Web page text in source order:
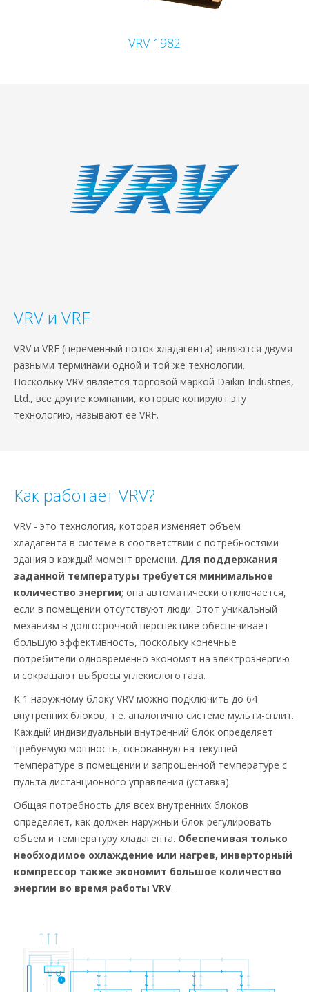
VRV 1982
VRV и VRF
VRV и VRF (переменный поток хладагента) являются двумя
разными терминами одной и той же технологии.
Поскольку VRV является торговой маркой Daikin Industries,
Ltd., все другие компании, которые копируют эту
технологию, называют ее VRF.
Как работает VRV?
VRV - это технология, которая изменяет объем
хладагента в системе в соответствии с потребностями
здания в каждый момент времени. Для поддержания
заданной температуры требуется минимальное
количество энергии; она автоматически отключается,
если в помещении отсутствуют люди. Этот уникальный
механизм в долгосрочной перспективе обеспечивает
большую эффективность, поскольку конечные
потребители одновременно экономят на электроэнергию
и сокращают выбросы углекислого газа.
К 1 наружному блоку VRV можно подключить до 64
внутренних блоков, т.е. аналогично системе мульти-сплит.
Каждый индивидуальный внутренний блок определяет
требуемую мощность, основанную на текущей
температуре в помещении и запрошенной температуре с
пульта дистанционного управления (уставка).
Общая потребность для всех внутренних блоков
определяет, как должен наружный блок регулировать
объем и температуру хладагента. Обеспечивая только
необходимое охлаждение или нагрев, инверторный
компрессор также экономит большое количество
энергии во время работы VRV.